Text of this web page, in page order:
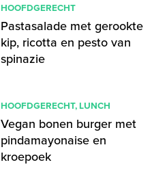
HOOFDGERECHT
Pastasalade met gerookte
kip, ricotta en pesto van
spinazie
HOOFDGERECHT,LUNCH
Vegan bonen burger met
pindamayonaise en
kroepoek